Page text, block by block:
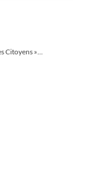
Citoyens »…